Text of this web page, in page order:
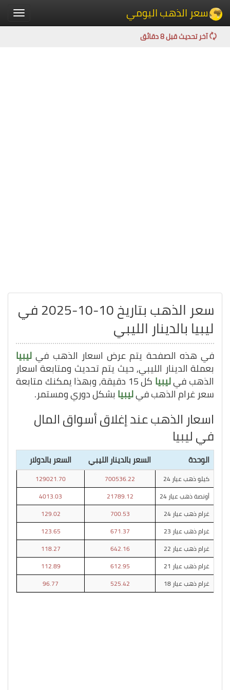
Toggle سعر الذهب اليومي
آخر تحديث قبل 8 دقائق
سعر الذهب بتاريخ 10-10-2025 في
ليبيا بالدينار الليبي
في هذه الصفحة يتم عرض اسعار الذهب في ليبيا
بعملة الدينار الليبي, حيث يتم تحديث ومتابعة اسعار
الذهب فيليبيا كل 15 دقيقة, وبهذا يمكنك متابعة
سعر غرام الذهب فيليبيا بشكل دوري ومستمر.
اسعار الذهب عند إغلاق أسواق المال
في ليبيا
الوحدة السعر بالدينار الليبي السعر بالدولار
كيلو ذهب عيار 24 700536.22
129021.70
أونصة ذهب عيار 24
21789.12
4013.03
غرام ذهب عيار 24
700.53
129.02
غرام ذهب عيار 23
671.37
123.65
غرام ذهب عيار 22
642.16
118.27
غرام ذهب عيار 21
612.95
112.89
غرام ذهب عيار 18
525.42
96.77